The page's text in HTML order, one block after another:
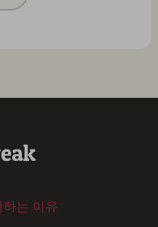
하는 이유